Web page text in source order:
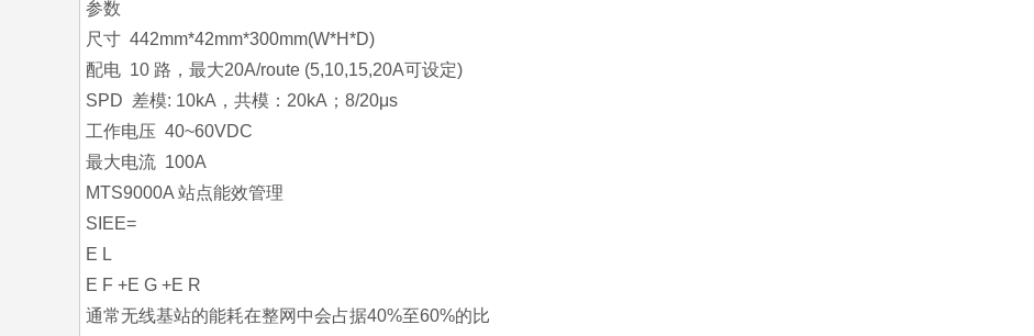
参数
尺寸 442mm*42mm*300mm(W*H*D)
配电 10 路，最大20A/route (5,10,15,20A可设定)
SPD 差模: 10kA，共模：20kA；8/20μs
工作电压 40~60VDC
最大电流 100A
MTS9000A 站点能效管理
SIEE=
E L
E F +E G +E R
通常无线基站的能耗在整网中会占据40%至60%的比